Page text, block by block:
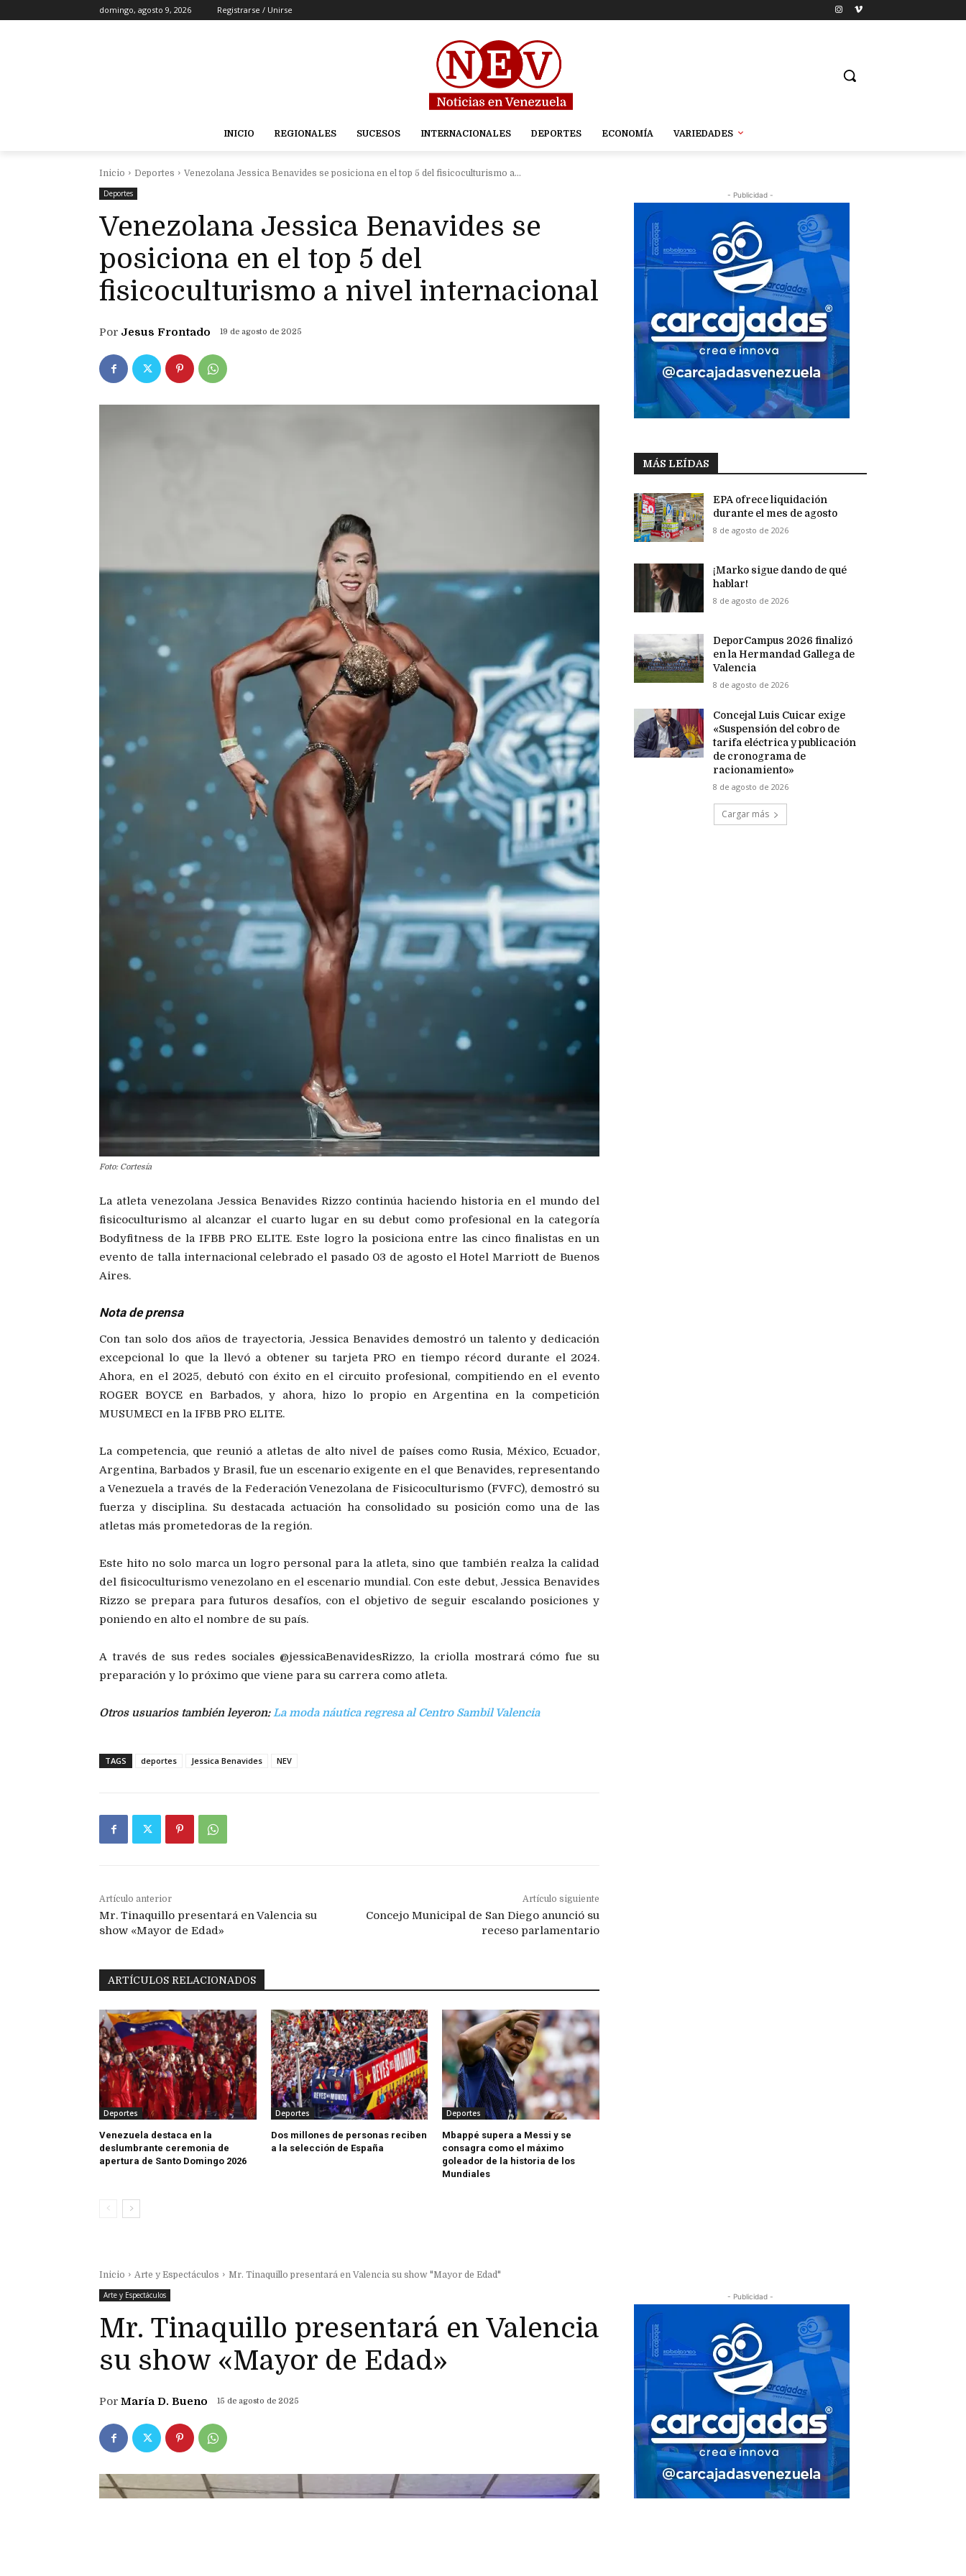
domingo, agosto 9, 2026 Registrarse / Unirse
INICIO REGIONALES SUCESOS INTERNACIONALES DEPORTES ECONOMÍA VARIEDADES
Inicio Deportes
Venezolana Jessica Benavides se posiciona en el top 5 del fisicoculturismo a...
Deportes
Venezolana Jessica Benavides se
posiciona en el top 5 del
fisicoculturismo a nivel internacional
Por Jesus Frontado 19 de agosto de 2025
Foto: Cortesía
La atleta venezolana Jessica Benavides Rizzo continúa haciendo historia en el mundo del
fisicoculturismo al alcanzar el cuarto lugar en su debut como profesional en la categoría
Bodyfitness de la IFBB PRO ELITE. Este logro la posiciona entre las cinco finalistas en un
evento de talla internacional celebrado el pasado 03 de agosto el Hotel Marriott de Buenos
Aires.
Nota de prensa
Con tan solo dos años de trayectoria, Jessica Benavides demostró un talento y dedicación
excepcional lo que la llevó a obtener su tarjeta PRO en tiempo récord durante el 2024.
Ahora, en el 2025, debutó con éxito en el circuito profesional, compitiendo en el evento
ROGER BOYCE en Barbados, y ahora, hizo lo propio en Argentina en la competición
MUSUMECI en la IFBB PRO ELITE.
La competencia, que reunió a atletas de alto nivel de países como Rusia, México, Ecuador,
Argentina, Barbados y Brasil, fue un escenario exigente en el que Benavides, representando
a Venezuela a través de la Federación Venezolana de Fisicoculturismo (FVFC), demostró su
fuerza y disciplina. Su destacada actuación ha consolidado su posición como una de las
atletas más prometedoras de la región.
Este hito no solo marca un logro personal para la atleta, sino que también realza la calidad
del fisicoculturismo venezolano en el escenario mundial. Con este debut, Jessica Benavides
Rizzo se prepara para futuros desafíos, con el objetivo de seguir escalando posiciones y
poniendo en alto el nombre de su país.
A través de sus redes sociales @jessicaBenavidesRizzo, la criolla mostrará cómo fue su
preparación y lo próximo que viene para su carrera como atleta.
Otros usuarios también leyeron:La moda náutica regresa al Centro Sambil Valencia
TAGS deportes Jessica Benavides NEV
Artículo anterior
Mr. Tinaquillo presentará en Valencia su
show «Mayor de Edad»
Artículo siguiente
Concejo Municipal de San Diego anunció su
receso parlamentario
ARTÍCULOS RELACIONADOS
Deportes
Venezuela destaca en la
deslumbrante ceremonia de
apertura de Santo Domingo 2026
Deportes
Dos millones de personas reciben
a la selección de España
Deportes
Mbappé supera a Messi y se
consagra como el máximo
goleador de la historia de los
Mundiales
- Publicidad -
MÁS LEÍDAS
EPA ofrece liquidación
durante el mes de agosto
8 de agosto de 2026
¡Marko sigue dando de qué
hablar!
8 de agosto de 2026
DeporCampus 2026 finalizó
en la Hermandad Gallega de
Valencia
8 de agosto de 2026
Concejal Luis Cuicar exige
«Suspensión del cobro de
tarifa eléctrica y publicación
de cronograma de
racionamiento»
8 de agosto de 2026
Cargar más